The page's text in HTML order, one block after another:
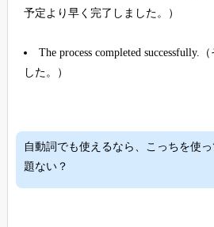
予定より早く完了しました。）
The process completed successfully.
した。）
自動詞でも使えるなら、こっちを使っ
題ない？